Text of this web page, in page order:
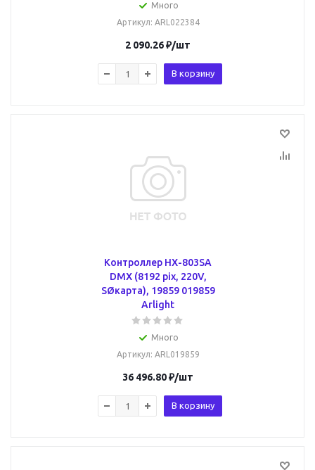
Много
Артикул: ARL022384
2 090.26₽/шт
В корзину
Контроллер HX-803SA
DMX (8192 pix, 220V,
SØкарта), 19859 019859
Arlight
Много
Артикул: ARL019859
36 496.80₽/шт
В корзину